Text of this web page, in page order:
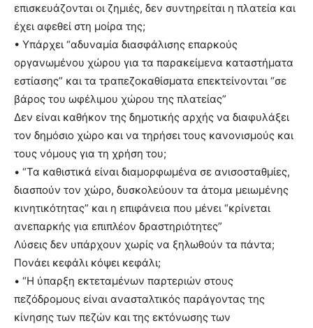
επισκευάζονται οι ζημιές, δεν συντηρείται η πλατεία και
έχει αφεθεί στη μοίρα της;
• Υπάρχει “αδυναμία διασφάλισης επαρκούς
οργανωμένου χώρου για τα παρακείμενα καταστήματα
εστίασης” και τα τραπεζοκαθίσματα επεκτείνονται “σε
βάρος του ωφέλιμου χώρου της πλατείας”
Δεν είναι καθήκον της δημοτικής αρχής να διαφυλάξει
τον δημόσιο χώρο και να τηρήσει τους κανονισμούς και
τους νόμους για τη χρήση του;
• “Τα καθιστικά είναι διαμορφωμένα σε ανισοσταθμίες,
διασπούν τον χώρο, δυσκολεύουν τα άτομα μειωμένης
κινητικότητας” και η επιφάνεια που μένει “κρίνεται
ανεπαρκής για επιπλέον δραστηριότητες”
Λύσεις δεν υπάρχουν χωρίς να ξηλωθούν τα πάντα;
Πονάει κεφάλι κόψει κεφάλι;
• “Η ύπαρξη εκτεταμένων παρτεριών στους
πεζόδρομους είναι ανασταλτικός παράγοντας της
κίνησης των πεζών και της εκτόνωσης των